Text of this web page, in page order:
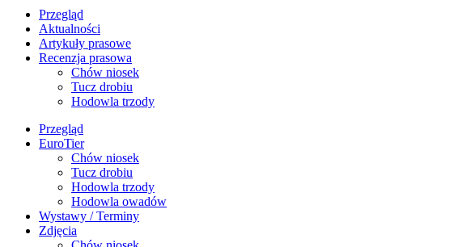
Przegląd
Aktualności
Artykuły prasowe
Recenzja prasowa
Chów niosek
Tucz drobiu
Hodowla trzody
Przegląd
EuroTier
Chów niosek
Tucz drobiu
Hodowla trzody
Hodowla owadów
Wystawy / Terminy
Zdjęcia